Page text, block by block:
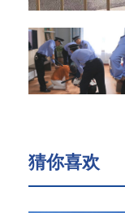
猜你喜欢